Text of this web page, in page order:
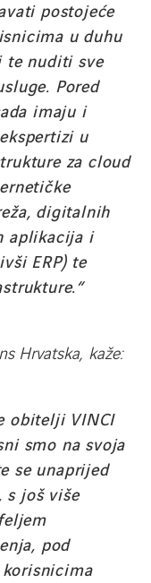
INSTAGRAM
postojeće
u duhu
te nuditi sve
Pored
imaju i
u
za cloud
digitalnih
aplikacija i
ERP) te
Hrvatska, kaže:
obitelji VINCI
smo na svoja
se unaprijed
s još više
pod